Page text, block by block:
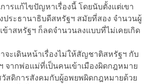
ารแก้ไขปัญหาเรื่องนี้ โดยนับตั้งแต่เขา
ระธานาธิบดีสหรัฐฯ สมัยที่สอง จำนวนผู้
าสหรัฐฯ ก็ลดจำนวนลงแบบที่ไม่เคยเกิด
จะเดินหน้าเรื่องไม่ให้สัญชาติสหรัฐฯ กับ
จากพ่อแม่ที่เป็นคนเข้าเมืองผิดกฎหมาย
สดิการสังคมกับผู้อพยพผิดกฎหมายด้วย